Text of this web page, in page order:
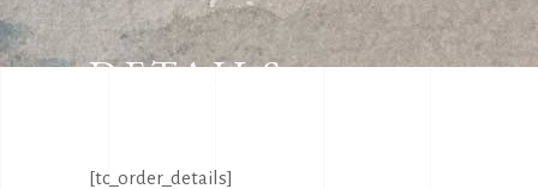
DETAILS
[tc_order_details]